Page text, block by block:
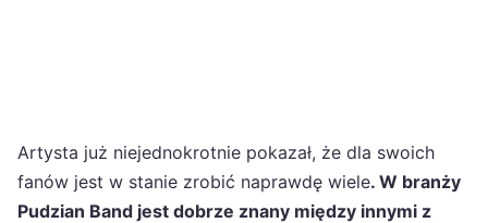
Artysta już niejednokrotnie pokazał, że dla swoich
fanów jest w stanie zrobić naprawdę wiele. W branży
Pudzian Band jest dobrze znany między innymi z